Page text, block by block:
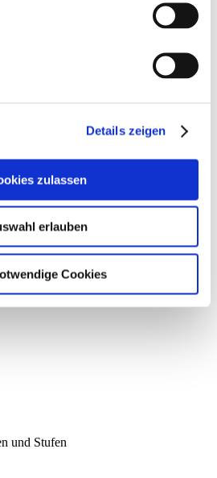
Details zeigen
zulassen
erlauben
Cookies
(WLAN)
und Stufen